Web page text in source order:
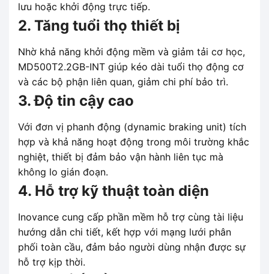
lưu hoặc khởi động trực tiếp.
2. Tăng tuổi thọ thiết bị
Nhờ khả năng khởi động mềm và giảm tải cơ học,
MD500T2.2GB-INT giúp kéo dài tuổi thọ động cơ
và các bộ phận liên quan, giảm chi phí bảo trì.
3. Độ tin cậy cao
Với đơn vị phanh động (dynamic braking unit) tích
hợp và khả năng hoạt động trong môi trường khắc
nghiệt, thiết bị đảm bảo vận hành liên tục mà
không lo gián đoạn.
4. Hỗ trợ kỹ thuật toàn diện
Inovance cung cấp phần mềm hỗ trợ cùng tài liệu
hướng dẫn chi tiết, kết hợp với mạng lưới phân
phối toàn cầu, đảm bảo người dùng nhận được sự
hỗ trợ kịp thời.